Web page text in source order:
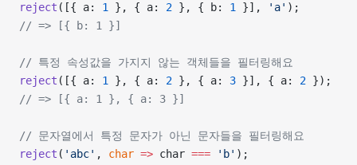
reject ([{ a: 1 }, { a: 2 }, { b: 1 }], 'a' );
// => [{ b: 1 }]
// 특정 속성값을 가지지 않는 객체들을 필터링해요
reject ([{ a: 1 }, { a: 2 }, { a: 3 }], { a: 2 });
// => [{ a: 1 }, { a: 3 }]
// 문자열에서 특정 문자가 아닌 문자들을 필터링해요
reject ( 'abc' , char => char === 'b' );